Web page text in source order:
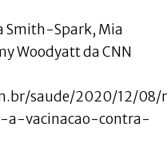
Smith-Spark, Mia
Woodyatt da CNN
saude/2020/12/
a-vacinacao-contra-